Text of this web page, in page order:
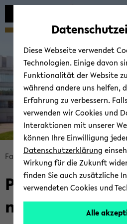
zum
zum
zum
Bread­
crumb
über­
sprin­
gen
Fa­kul­tät für Ma­the­ma­tik
Prof. Dr.
no­va
Diese Webseite verwendet
Technologien. Einige davon
Funktionalität der Website
während andere uns helfen,
Erfahrung zu verbessern.
verwenden wir Cookies und
Interaktionen mit unserer
können Ihre Einwilligung
Datenschutzerklärung
Wirkung für die Zukunft
finden Sie auch zusätzliche
verwendeten Cookies und
Alle